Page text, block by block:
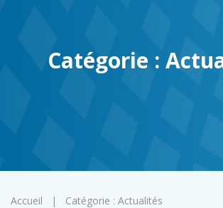
Catégorie :
Accueil | Catégorie : Actualités